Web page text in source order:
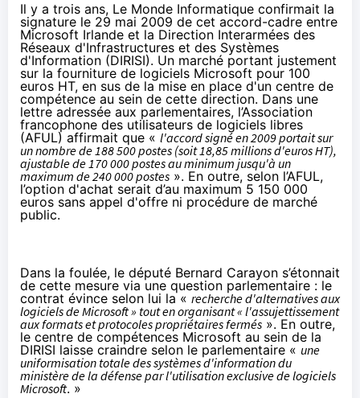
Il y a trois ans, Le Monde Informatique confirmait la
signature le 29 mai 2009 de cet accord-cadre entre
Microsoft Irlande et la Direction Interarmées des
Réseaux d'Infrastructures et des Systèmes
d'Information (DIRISI). Un marché portant justement
sur la fourniture de logiciels Microsoft pour 100
euros HT, en sus de la mise en place d'un centre de
compétence au sein de cette direction. Dans une
lettre adressée aux parlementaires, l’Association
francophone des utilisateurs de logiciels libres
(AFUL) affirmait que « l'accord signé en 2009 portait sur
un nombre de 188 500 postes (soit 18,85 millions d'euros HT),
ajustable de 170 000 postes au minimum jusqu'à un
maximum de 240 000 postes ». En outre, selon l’AFUL,
l’option d'achat serait d’au maximum 5 150 000
euros sans appel d'offre ni procédure de marché
public.
Dans la foulée, le député Bernard Carayon s’étonnait
de cette mesure via une question parlementaire : le
contrat évince selon lui la « recherche d'alternatives aux
logiciels de Microsoft » tout en organisant « l'assujettissement
aux formats et protocoles propriétaires fermés ». En outre,
le centre de compétences Microsoft au sein de la
DIRISI laisse craindre selon le parlementaire « une
uniformisation totale des systèmes d'information du
ministère de la défense par l'utilisation exclusive de logiciels
Microsoft. »